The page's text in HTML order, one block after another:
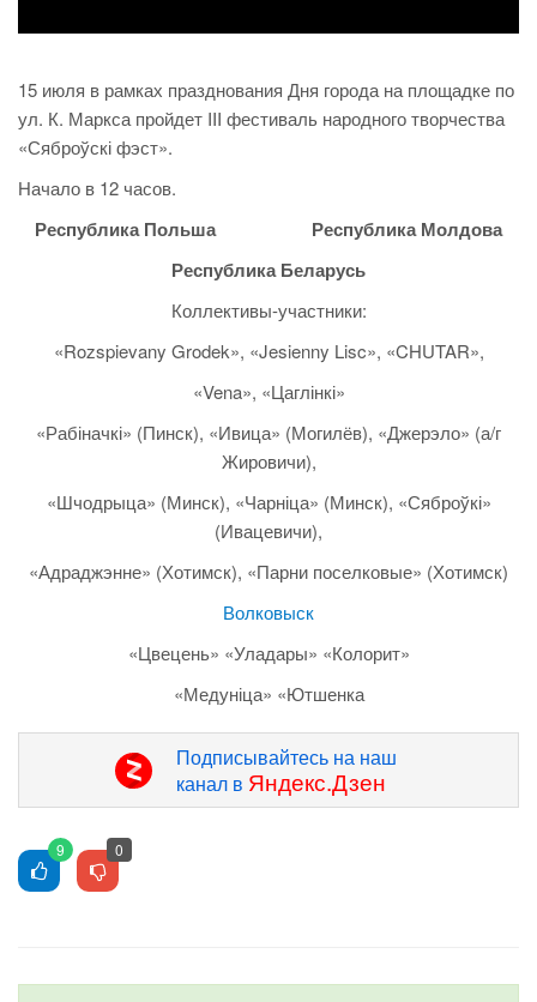
15 июля в рамках празднования Дня города на площадке по
ул. К. Маркса пройдет III фестиваль народного творчества
«Сяброўскі фэст».
Начало в 12 часов.
Республика Польша Республика Молдова
Республика Беларусь
Коллективы-участники:
«Rozspievany Grodek», «Jesienny Lisc», «CHUTAR»,
«Vena», «Цаглінкі»
«Рабіначкі» (Пинск), «Ивица» (Могилёв), «Джерэло» (а/г
Жировичи),
«Шчодрыца» (Минск), «Чарніца» (Минск), «Сяброўкі»
(Ивацевичи),
«Адраджэнне» (Хотимск), «Парни поселковые» (Хотимск)
Волковыск
«Цвецень» «Уладары» «Колорит»
«Медуніца» «Ютшенка
Подписывайтесь на наш
канал в Яндекс.Дзен
9 0